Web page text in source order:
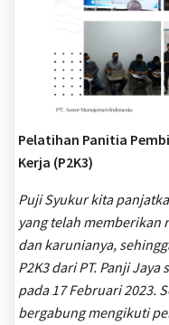
Pelatihan Panitia
Kerja (P2K3)
Puji Syukur kita
yang telah memberikan
dan karunianya,
P2K3 dari PT. Panji
pada 17 Februari 2023.
bergabung mengikuti